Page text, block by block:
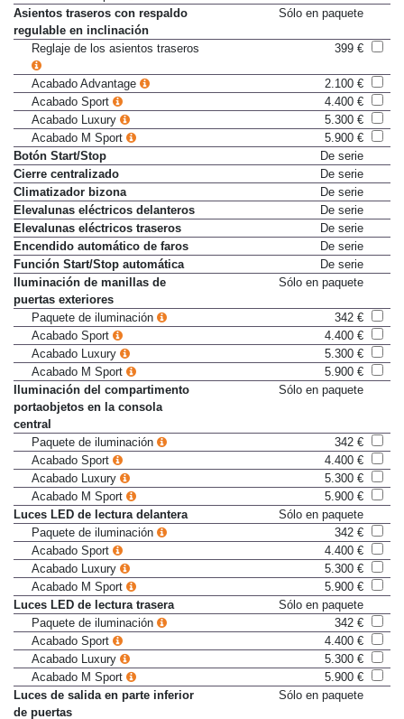
Acabado M Sport
5.900 €
Asientos traseros con respaldo
regulable en inclinación
Reglaje de los asientos traseros
Acabado Advantage
2.100 €
Acabado Sport
4.400 €
Acabado Luxury
5.300 €
Acabado M Sport
5.900 €
Botón Start/Stop
De serie
Cierre centralizado
De serie
Climatizador bizona
De serie
Elevalunas eléctricos delanteros
De serie
Elevalunas eléctricos traseros
De serie
Encendido automático de faros
De serie
Función Start/Stop automática
De serie
Iluminación de manillas de
puertas exteriores
Paquete de iluminación
342 €
Acabado Sport
4.400 €
Acabado Luxury
5.300 €
Acabado M Sport
5.900 €
Iluminación del compartimento
portaobjetos en la consola
central
Paquete de iluminación
342 €
Acabado Sport
4.400 €
Acabado Luxury
5.300 €
Acabado M Sport
5.900 €
Luces LED de lectura delantera
Sólo en paquete
Paquete de iluminación
342 €
Acabado Sport
4.400 €
Acabado Luxury
5.300 €
Acabado M Sport
5.900 €
Luces LED de lectura trasera
Sólo en paquete
Paquete de iluminación
342 €
Acabado Sport
4.400 €
Acabado Luxury
5.300 €
Acabado M Sport
5.900 €
Luces de salida en parte inferior